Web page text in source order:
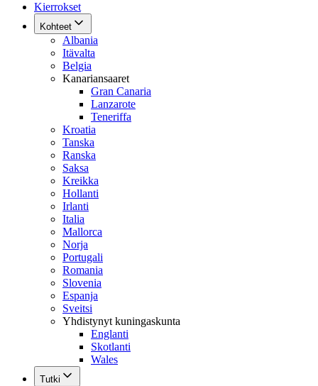
Kierrokset
Kohteet
Albania
Itävalta
Belgia
Kanariansaaret
Gran Canaria
Lanzarote
Teneriffa
Kroatia
Tanska
Ranska
Saksa
Kreikka
Hollanti
Irlanti
Italia
Mallorca
Norja
Portugali
Romania
Slovenia
Espanja
Sveitsi
Yhdistynyt kuningaskunta
Englanti
Skotlanti
Wales
Tutki